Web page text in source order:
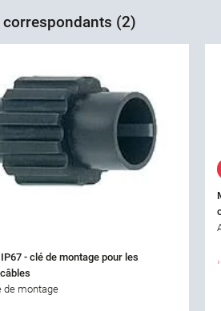
(2)
- clé de montage pour les
de montage